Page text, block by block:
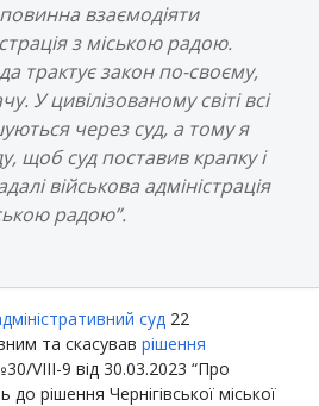
взаємодіяти
з міською радою.
трактує закон по-своєму,
У цивілізованому світі всі
через суд, а тому я
щоб суд поставив крапку і
військова адміністрація
радою”.
суд22
та скасував рішення
VIII-9 від 30.03.2023 “Про
рішення Чернігівської міської